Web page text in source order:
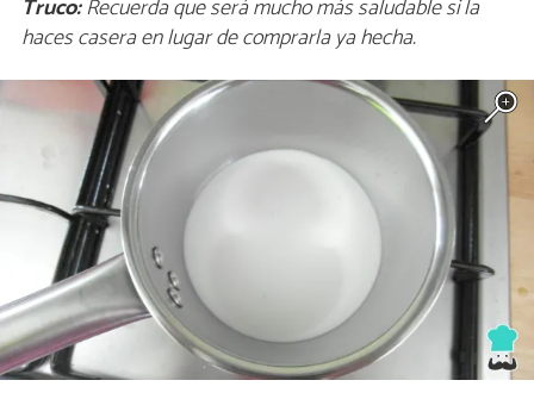
Truco:Recuerda que será mucho más saludable si la
haces casera en lugar de comprarla ya hecha.